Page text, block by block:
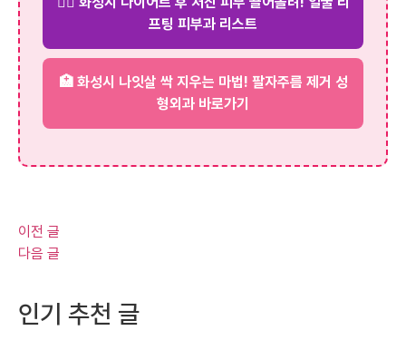
프팅 피부과 리스트
🏥 화성시 나잇살 싹 지우는 마법! 팔자주름 제거 성
형외과 바로가기
이전 글
다음 글
인기 추천 글